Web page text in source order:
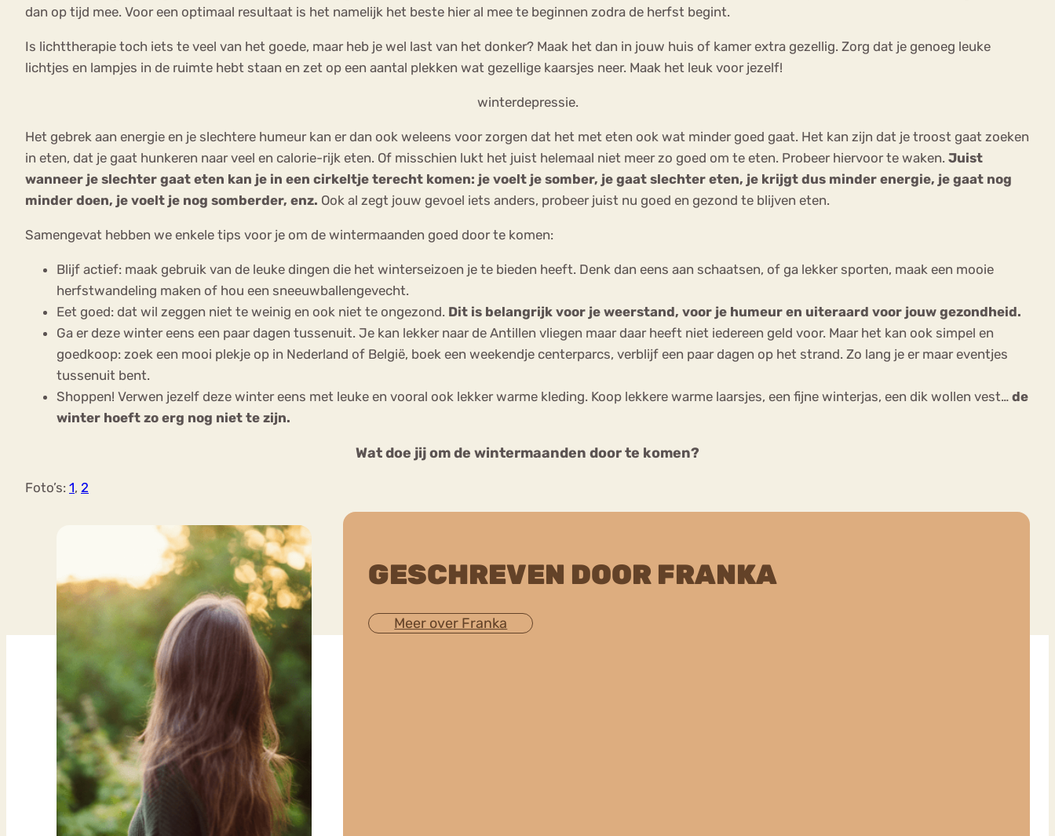
dan op tijd mee. Voor een optimaal resultaat is het namelijk het beste hier al mee te beginnen zodra de herfst begint.
Is lichttherapie toch iets te veel van het goede, maar heb je wel last van het donker? Maak het dan in jouw huis of kamer extra gezellig. Zorg dat je genoeg leuke
lichtjes en lampjes in de ruimte hebt staan en zet op een aantal plekken wat gezellige kaarsjes neer. Maak het leuk voor jezelf!
winterdepressie.
Het gebrek aan energie en je slechtere humeur kan er dan ook weleens voor zorgen dat het met eten ook wat minder goed gaat. Het kan zijn dat je troost gaat zoeken
in eten, dat je gaat hunkeren naar veel en calorie-rijk eten. Of misschien lukt het juist helemaal niet meer zo goed om te eten. Probeer hiervoor te waken. Juist
wanneer je slechter gaat eten kan je in een cirkeltje terecht komen: je voelt je somber, je gaat slechter eten, je krijgt dus minder energie, je gaat nog
minder doen, je voelt je nog somberder, enz. Ook al zegt jouw gevoel iets anders, probeer juist nu goed en gezond te blijven eten.
Samengevat hebben we enkele tips voor je om de wintermaanden goed door te komen:
Blijf actief: maak gebruik van de leuke dingen die het winterseizoen je te bieden heeft. Denk dan eens aan schaatsen, of ga lekker sporten, maak een mooie
herfstwandeling maken of hou een sneeuwballengevecht.
Eet goed: dat wil zeggen niet te weinig en ook niet te ongezond. Dit is belangrijk voor je weerstand, voor je humeur en uiteraard voor jouw gezondheid.
Ga er deze winter eens een paar dagen tussenuit. Je kan lekker naar de Antillen vliegen maar daar heeft niet iedereen geld voor. Maar het kan ook simpel en
goedkoop: zoek een mooi plekje op in Nederland of België, boek een weekendje centerparcs, verblijf een paar dagen op het strand. Zo lang je er maar eventjes
tussenuit bent.
Shoppen! Verwen jezelf deze winter eens met leuke en vooral ook lekker warme kleding. Koop lekkere warme laarsjes, een fijne winterjas, een dik wollen vest… de
winter hoeft zo erg nog niet te zijn.
Wat doe jij om de wintermaanden door te komen?
Foto’s: 1, 2
GESCHREVEN DOOR FRANKA
Meer over Franka